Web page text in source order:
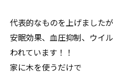
代表的なものを上げました
安眠効果、血圧抑制、ウイ
われています！！
家に木を使うだけで